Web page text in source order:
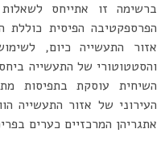
ברשימה זו אתייחס
הפרספקטיבה הפיסית כוללת
אזור התעשייה כיום,
והסטטוטורי של התעשייה
השיחית עוסקת בתפיסות
העירוני של אזור התעשייה
אתגריהן המרכזיים כערים